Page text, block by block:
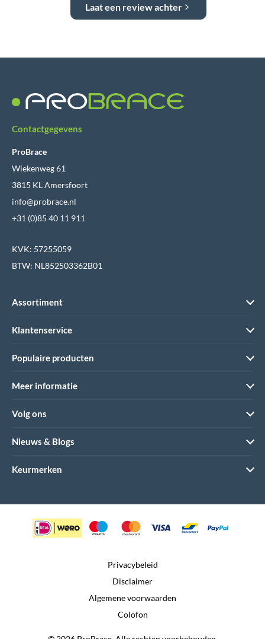
Laat een review achter
Contactgegevens
ProBrace
Wiekenweg 61
3815 KL Amersfoort
info@probrace.nl
+31 (0)85 40 11 911
KVK: 57255059
BTW: NL852503362B01
Assortiment
Klantenservice
Populaire producten
Meer informatie
Volg ons
Nieuws & Blogs
Keurmerken
Privacybeleid
Disclaimer
Algemene voorwaarden
Colofon